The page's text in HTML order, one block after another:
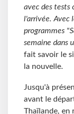
avec des tests
l'arrivée. Avec
programmes
semaine dans
fait savoir le
la nouvelle.
Jusqu'à
avant le
Thaïlande, en